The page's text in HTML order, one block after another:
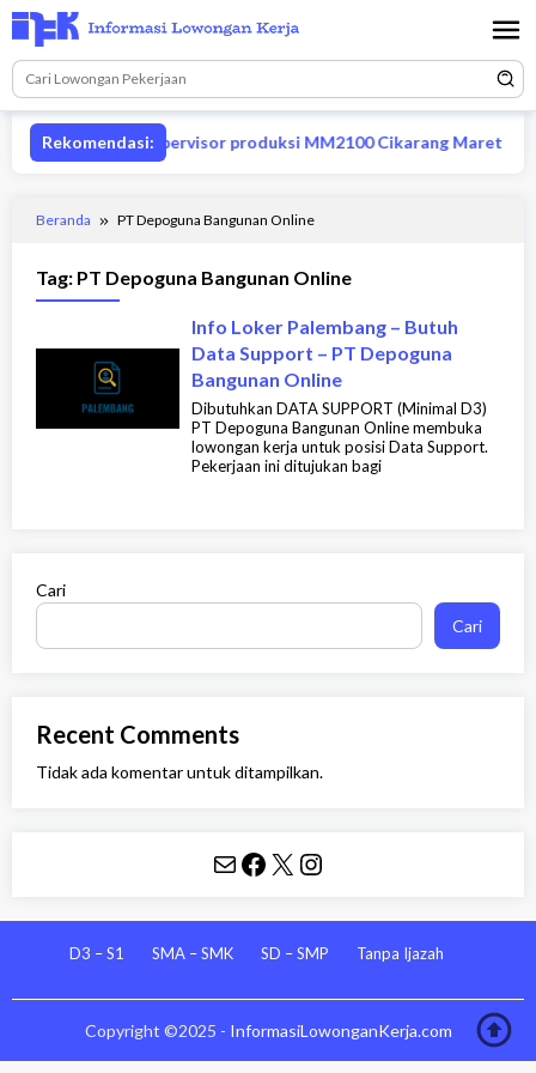
Loncat
ke
konten
Rekomendasi:
Lowongan supervisor produksi MM2100 Cikarang Maret 2026
Beranda PT Depoguna Bangunan Online
Tag: PT Depoguna Bangunan Online
Info Loker Palembang – Butuh
Data Support – PT Depoguna
Bangunan Online
Dibutuhkan DATA SUPPORT (Minimal D3)
PT Depoguna Bangunan Online membuka
lowongan kerja untuk posisi Data Support.
Pekerjaan ini ditujukan bagi
Cari
Cari
Recent Comments
Tidak ada komentar untuk ditampilkan.
Mail Facebook X Instagram
D3 – S1 SMA – SMK SD – SMP Tanpa Ijazah
Copyright ©2025 - InformasiLowonganKerja.com